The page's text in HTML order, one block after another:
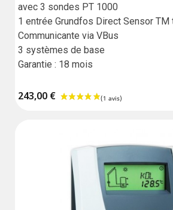
avec 3 sondes PT 1000
1 entrée Grundfos Direct Sensor TM
Communicante via VBus
3 systèmes de base
Garantie : 18 mois
243,00 €